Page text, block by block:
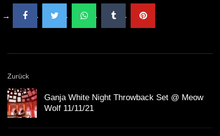
Zurück
Ganja White Night Throwback Set @ Meow
Wolf 11/11/21